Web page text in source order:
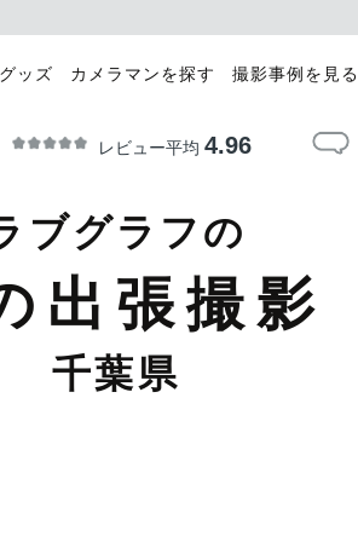
ッズ カメラマンを探す 撮影事例を見る
レビュー平均 4.96
ブグラフの
出張撮影
千葉県